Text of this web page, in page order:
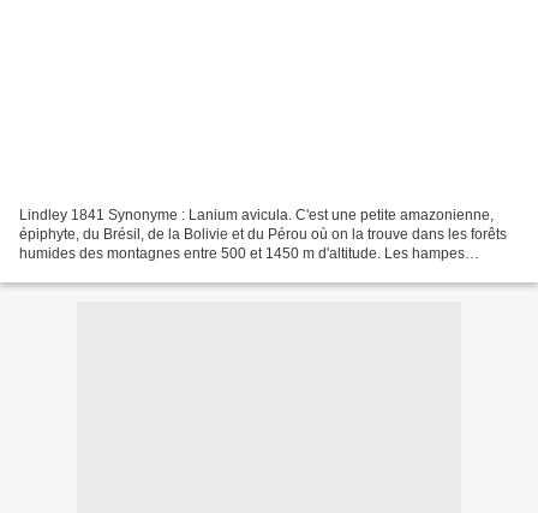
Lindley 1841 Synonyme : Lanium avicula. C'est une petite amazonienne,
épiphyte, du Brésil, de la Bolivie et du Pérou où on la trouve dans les forêts
humides des montagnes entre 500 et 1450 m d'altitude. Les hampes